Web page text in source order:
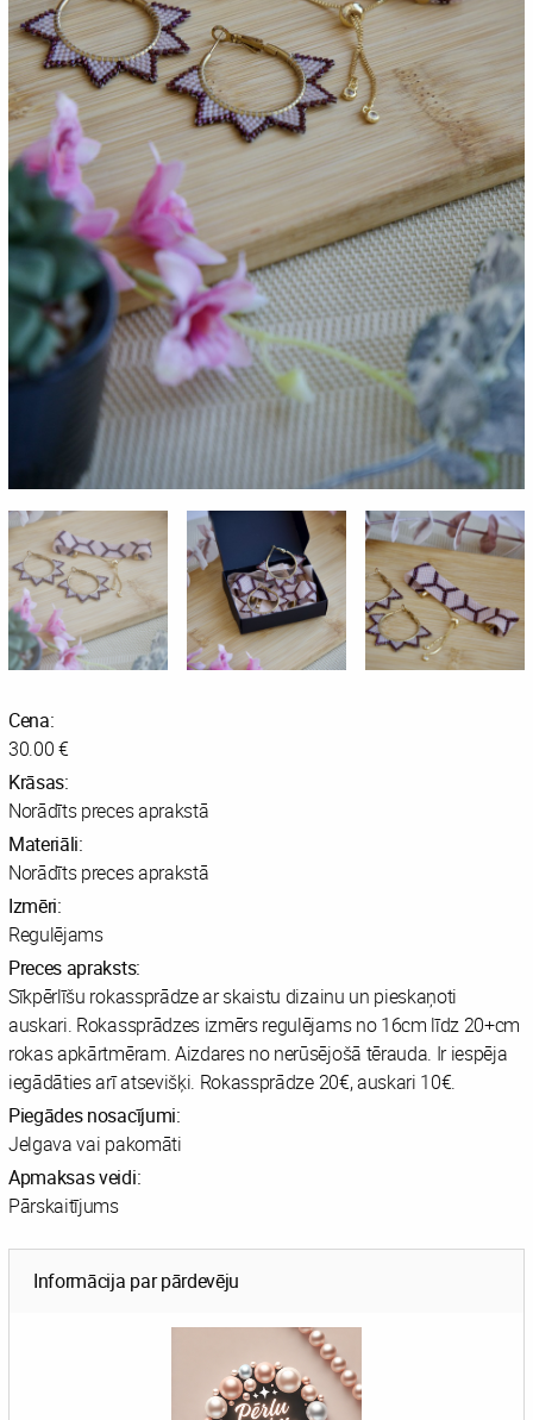
Cena:
30.00 €
Krāsas:
Norādīts preces aprakstā
Materiāli:
Norādīts preces aprakstā
Izmēri:
Regulējams
Preces apraksts:
Sīkpērlīšu rokassprādze ar skaistu dizainu un pieskaņoti
auskari. Rokassprādzes izmērs regulējams no 16cm līdz 20+cm
rokas apkārtmēram. Aizdares no nerūsējošā tērauda. Ir iespēja
iegādāties arī atsevišķi. Rokassprādze 20€, auskari 10€.
Piegādes nosacījumi:
Jelgava vai pakomāti
Apmaksas veidi:
Pārskaitījums
Informācija par pārdevēju